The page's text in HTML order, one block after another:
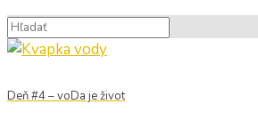
Deň #4 – voDa je život